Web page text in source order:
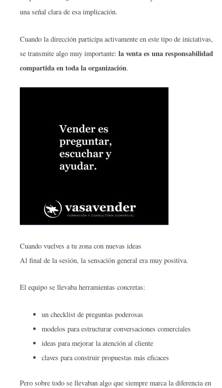
una señal clara de esa implicación.
Cuando la dirección participa activamente en este tipo de iniciativas,
se transmite algo muy importante: la venta es una responsabilidad
compartida en toda la organización.
Cuando vuelves a tu zona con nuevas ideas
Al final de la sesión, la sensación general era muy positiva.
El equipo se llevaba herramientas concretas:
un checklist de preguntas poderosas
modelos para estructurar conversaciones comerciales
ideas para mejorar la atención al cliente
claves para construir propuestas más eficaces
Pero sobre todo se llevaban algo que siempre marca la diferencia en